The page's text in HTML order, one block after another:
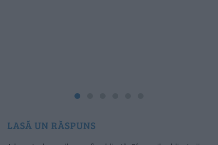
LASĂ UN RĂSPUNS